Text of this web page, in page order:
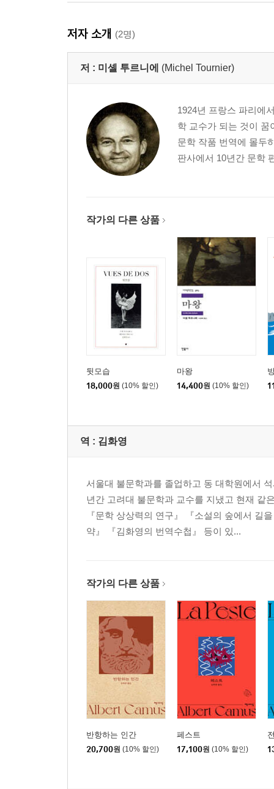
저자 소개 (2명)
저 : 미셸 투르니에 (Michel Tournier)
1924년 프랑스 파리에
학 교수가 되는 것이
문학 작품 번역에 몰두
판사에서 10년간 문학
작가의 다른 상품
뒷모습
18,000원 (10% 할인)
마왕
14,400원 (10% 할인)
역 : 김화영
서울대 불문학과를 졸업하고 동 대학원에서
년간 고려대 불문학과 교수를 지냈고 현재 같
『문학 상상력의 연구』 『소설의 숲에서 길
약』 『김화영의 번역수첩』 등이 있...
작가의 다른 상품
반항하는 인간
20,700원 (10% 할인)
페스트
17,100원 (10% 할인)